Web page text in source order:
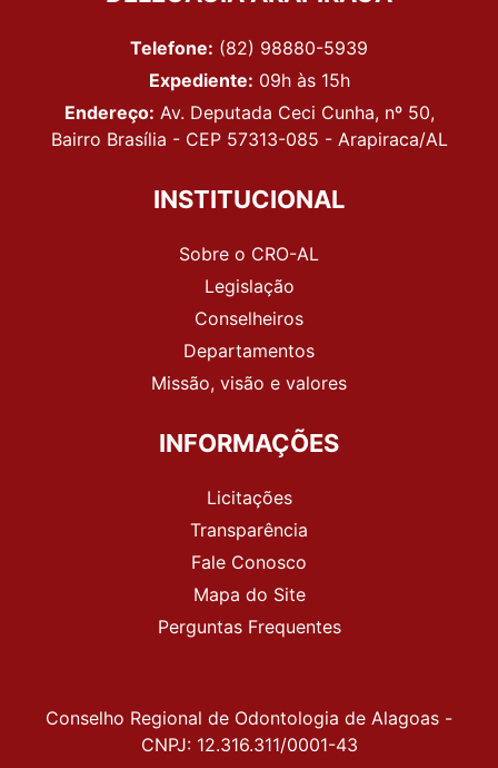
Telefone: (82) 98880-5939
Expediente: 09h às 15h
Endereço: Av. Deputada Ceci Cunha, nº 50,
Bairro Brasília - CEP 57313-085 - Arapiraca/AL
INSTITUCIONAL
Sobre o CRO-AL
Legislação
Conselheiros
Departamentos
Missão, visão e valores
INFORMAÇÕES
Licitações
Transparência
Fale Conosco
Mapa do Site
Perguntas Frequentes
Conselho Regional de Odontologia de Alagoas -
CNPJ: 12.316.311/0001-43